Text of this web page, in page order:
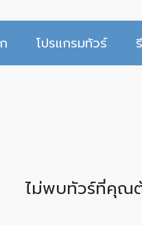
โปรแกรมทัวร์
ไม่พบทัวร์ที่คุณ